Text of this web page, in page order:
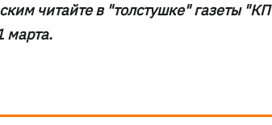
читайте в "толстушке" газеты
марта.